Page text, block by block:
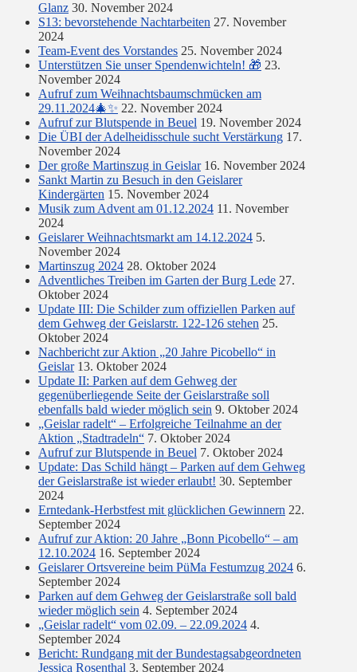
Glanz 30. November 2024
S13: bevorstehende Nachtarbeiten 27. November
2024
Team-Event des Vorstandes 25. November 2024
Unterstützen Sie unser Spendenwichteln! 🎁 23.
November 2024
Aufruf zum Weihnachtsbaumschmücken am
29.11.2024🎄✨ 22. November 2024
Aufruf zur Blutspende in Beuel 19. November 2024
Die ÜBI der Adelheidisschule sucht Verstärkung 17.
November 2024
Der große Martinszug in Geislar 16. November 2024
Sankt Martin zu Besuch in den Geislarer
Kindergärten 15. November 2024
Musik zum Advent am 01.12.2024 11. November
2024
Geislarer Weihnachtsmarkt am 14.12.2024 5.
November 2024
Martinszug 2024 28. Oktober 2024
Adventliches Treiben im Garten der Burg Lede 27.
Oktober 2024
Update III: Die Schilder zum offiziellen Parken auf
dem Gehweg der Geislarstr. 122-126 stehen 25.
Oktober 2024
Nachbericht zur Aktion „20 Jahre Picobello“ in
Geislar 13. Oktober 2024
Update II: Parken auf dem Gehweg der
gegenüberliegende Seite der Geislarstraße soll
ebenfalls bald wieder möglich sein 9. Oktober 2024
„Geislar radelt“ – Erfolgreiche Teilnahme an der
Aktion „Stadtradeln“ 7. Oktober 2024
Aufruf zur Blutspende in Beuel 7. Oktober 2024
Update: Das Schild hängt – Parken auf dem Gehweg
der Geislarstraße ist wieder erlaubt! 30. September
2024
Erntedank-Herbstfest mit glücklichen Gewinnern 22.
September 2024
Aufruf zur Aktion: 20 Jahre „Bonn Picobello“ – am
12.10.2024 16. September 2024
Geislarer Ortsvereine beim PüMa Festumzug 2024 6.
September 2024
Parken auf dem Gehweg der Geislarstraße soll bald
wieder möglich sein 4. September 2024
„Geislar radelt“ vom 02.09. – 22.09.2024 4.
September 2024
Bericht: Rundgang mit der Bundestagsabgeordneten
Jessica Rosenthal 3. September 2024